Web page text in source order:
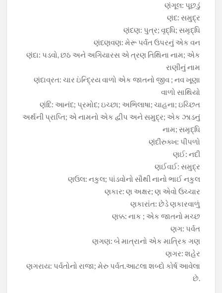
ણંગૂલ: પૂછડું
ણંદ: સમુદ્ર
ણંદણ: પુત્ર; વૃદ્ધિ; સમૃદ્ધિ
ણંદણવણ: મેરૂ પર્વત ઉપરનું એક વન
ણંદા: પડવો, છઠ અને અગિયારસ એ ત્રણ તિથિના નામ; એક
રાણીનું નામ
ણંદાવ્રત: ચાર ઇંન્દ્રિય વાળો એક જાતનો જીવ ; નવ ખૂણા
વાળો સાથિયો
ણંદિ: આનંદ; પ્રમોદ; ઇચ્છા; અભિલાષા; ચાહના; ઇચ્છિત
અર્થની પ્રાપ્તિ; એ નામનો એક દ્વીપ અને સમુદ્ર; એક ઝાડનું
નામ; સમૃદ્ધિ
ણંદીરુક્ખ: પીપળો
ણઈ: નદી
ણઈવઈ: સમુદ્ર
ણઉલ: નકુલ; પાંડવોનો સૌથી નાનો ભાઈ નકુલ
ણકાર: ણ અક્ષર; ણ એવો ઉચ્ચાર
ણકારાંત: છેડે ણકારવાળું
ણક્ક: નાક ; એક જાતનો મચ્છ
ણગ: પર્વત
ણગણ: બે માત્રાનો એક માત્રિક ગણ
ણગર: શહેર
ણગરાય: પર્વતોનો રાજા; મેરુ પર્વત.આટલા શબ્દો કોર્ષ આવેલા
છે.